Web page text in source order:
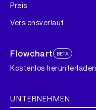
Preis
Versionsverlauf
Flowchart BETA
Kostenlos herunterladen
UNTERNEHMEN